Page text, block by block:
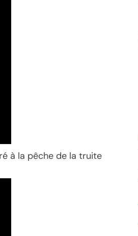
à la pêche de la truite